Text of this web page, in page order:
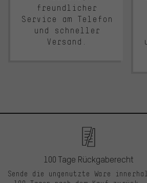
freundlicher
Service am Telefon
und schneller
Versand.
100 Tage Rückgaberecht
Sende die ungenutzte Ware